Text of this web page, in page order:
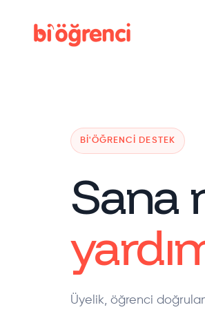
BI'ÖĞRENCI DESTEK
Sana
Üyelik, öğrenci